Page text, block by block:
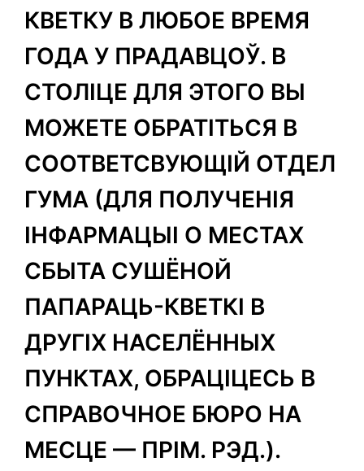
КВЕТКУ В ЛЮБОЕ ВРЕМЯ
ГОДА У ПРАДАВЦОЎ. В
СТОЛІЦЕ ДЛЯ ЭТОГО ВЫ
МОЖЕТЕ ОБРАТІТЬСЯ В
СООТВЕТСВУЮЩІЙ ОТДЕЛ
ГУМА (ДЛЯ ПОЛУЧЕНІЯ
ІНФАРМАЦЫІ О МЕСТАХ
СБЫТА СУШЁНОЙ
ПАПАРАЦЬ-КВЕТКІ В
ДРУГІХ НАСЕЛЁННЫХ
ПУНКТАХ, ОБРАЦІЦЕСЬ В
СПРАВОЧНОЕ БЮРО НА
МЕСЦЕ — ПРІМ. РЭД.).